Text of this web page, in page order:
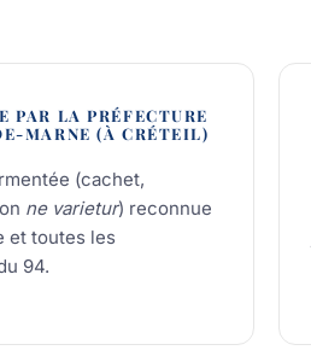
PAR LA PRÉFECTURE
MARNE (À CRÉTEIL)
(cachet,
ne varietur) reconnue
et toutes les
94.